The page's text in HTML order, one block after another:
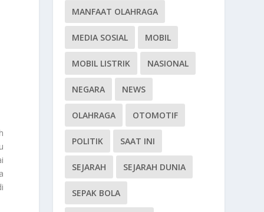
MANFAAT OLAHRAGA
MEDIA SOSIAL MOBIL
MOBIL LISTRIK NASIONAL
NEGARA NEWS
OLAHRAGA OTOMOTIF
POLITIK SAAT INI
SEJARAH SEJARAH DUNIA
SEPAK BOLA